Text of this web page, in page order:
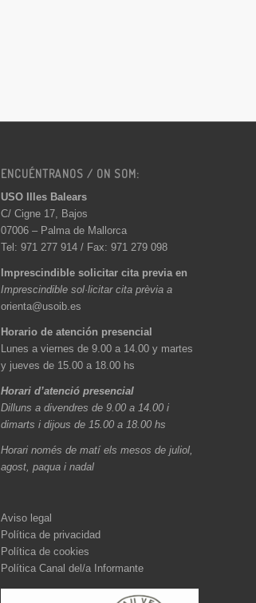
ENCUÉNTRANOS / ON SOM:
USO Illes Balears
C/ Cigne 17, Bajos
07006 – Palma de Mallorca
Tel: 971 277 914 / Fax: 971 279 098
Imprescindible solicitar cita previa en
Imprescindible sol·licitar cita prèvia a
orienta@usoib.es
Horario de atención presencial
Lunes a viernes de 9.00 a 14.00 y martes
y jueves de 15.00 a 18.00 hs
Horari d’atenció presencial
Dilluns a divendres de 9.00 a 14.00 i
dimarts i dijous de 15.00 a 18.00 hs
Horari només de matí els mesos de juliol,
agost, paqua i nadal
Aviso legal
Política de privacidad
Política de cookies
Política Canal del/a Informante